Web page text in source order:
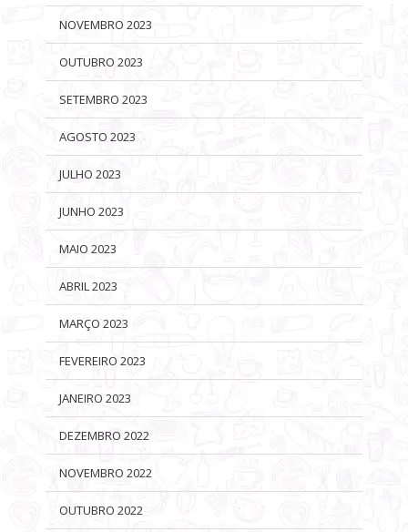
NOVEMBRO 2023
OUTUBRO 2023
SETEMBRO 2023
AGOSTO 2023
JULHO 2023
JUNHO 2023
MAIO 2023
ABRIL 2023
MARÇO 2023
FEVEREIRO 2023
JANEIRO 2023
DEZEMBRO 2022
NOVEMBRO 2022
OUTUBRO 2022